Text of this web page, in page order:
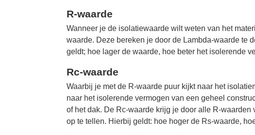
R-waarde
Wanneer je de isolatiewaarde wilt weten van het
waarde. Deze bereken je door de Lambda-waarde te
geldt; hoe lager de waarde, hoe beter het isolerende
Rc-waarde
Waarbij je met de R-waarde puur kijkt naar het
naar het isolerende vermogen van een geheel
of het dak. De Rc-waarde krijg je door alle R-
op te tellen. Hierbij geldt: hoe hoger de Rs-waarde,